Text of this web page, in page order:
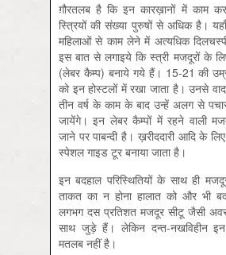
ग़ौरतलब है कि इन कारख़ानों में काम
स्त्रियों की संख्या पुरुषों से अधिक है।
महिलाओं से काम लेने में अत्यधिक
इस बात से लगाइये कि स्त्री मजदूरों के
(लेबर कैम्प) बनाये गये हैं। 15-21 की
को इन होस्टलों में रखा जाता है। उनसे
तीन वर्ष के काम के बाद उन्हें अलग से
जायेंगे। इन लेबर कैम्पों में रहने वाली
जाने पर पाबन्दी है। ख़रीददारी आदि के
स्पेशल गाइड टूर बनाया जाता है।
इन बदहाल परिस्थितियों के साथ ही
ताकत का न होना हालात को और भी
लगभग दस प्रतिशत मजदूर सीटू जैसी
साथ जुड़े हैं। लेकिन दन्त-नखविहीन
मतलब नहीं है।